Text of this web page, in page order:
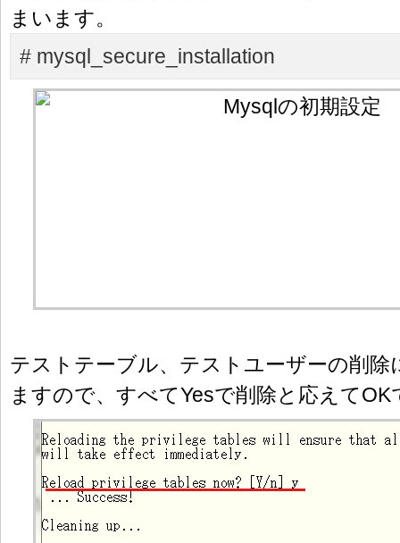
まいます。
# mysql_secure_installation
テストテーブル、テストユーザーの削除
ますので、すべてYesで削除と応えてOK